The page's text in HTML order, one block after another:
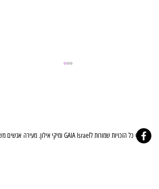
© כל הזכויות שמורות לGAIA Israel ומיקי אילון. מעירה אנשים משנת 2014